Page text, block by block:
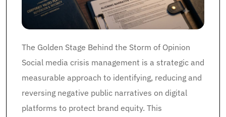
The Golden Stage Behind the Storm of Opinion
Social media crisis management is a strategic and
measurable approach to identifying, reducing and
reversing negative public narratives on digital
platforms to protect brand equity. This